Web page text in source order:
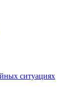
ситуациях